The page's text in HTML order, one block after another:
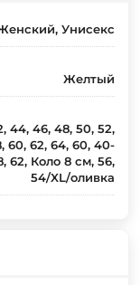
Унисекс
Желтый
44, 46, 48, 50, 52,
60, 62, 64, 60, 40-
62, Коло 8 см, 56,
54/XL/оливка